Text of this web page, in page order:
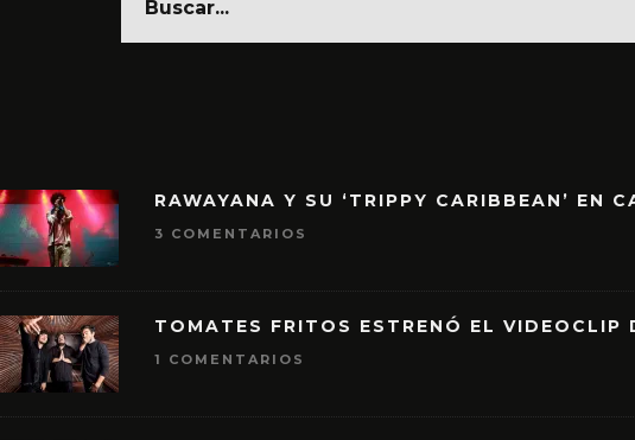
RAWAYANA Y SU ‘TRIPPY CARIBBEAN’ EN
3 COMENTARIOS
TOMATES FRITOS ESTRENÓ EL VIDEOCLIP
1 COMENTARIOS